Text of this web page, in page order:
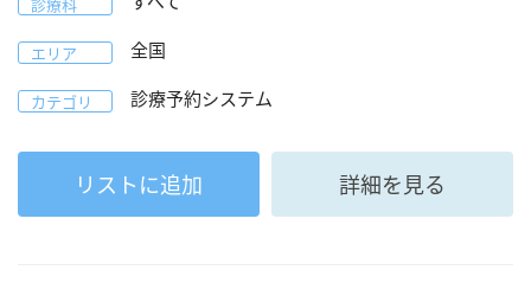
エリア 全国
カテゴリ 診療予約システム
リストに追加 詳細を見る